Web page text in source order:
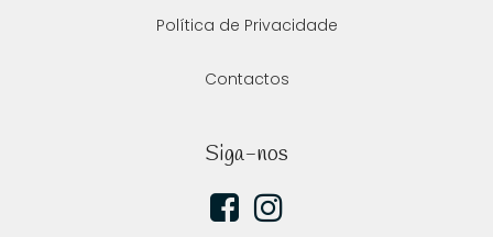
Política de Privacidade
Contactos
Siga-nos